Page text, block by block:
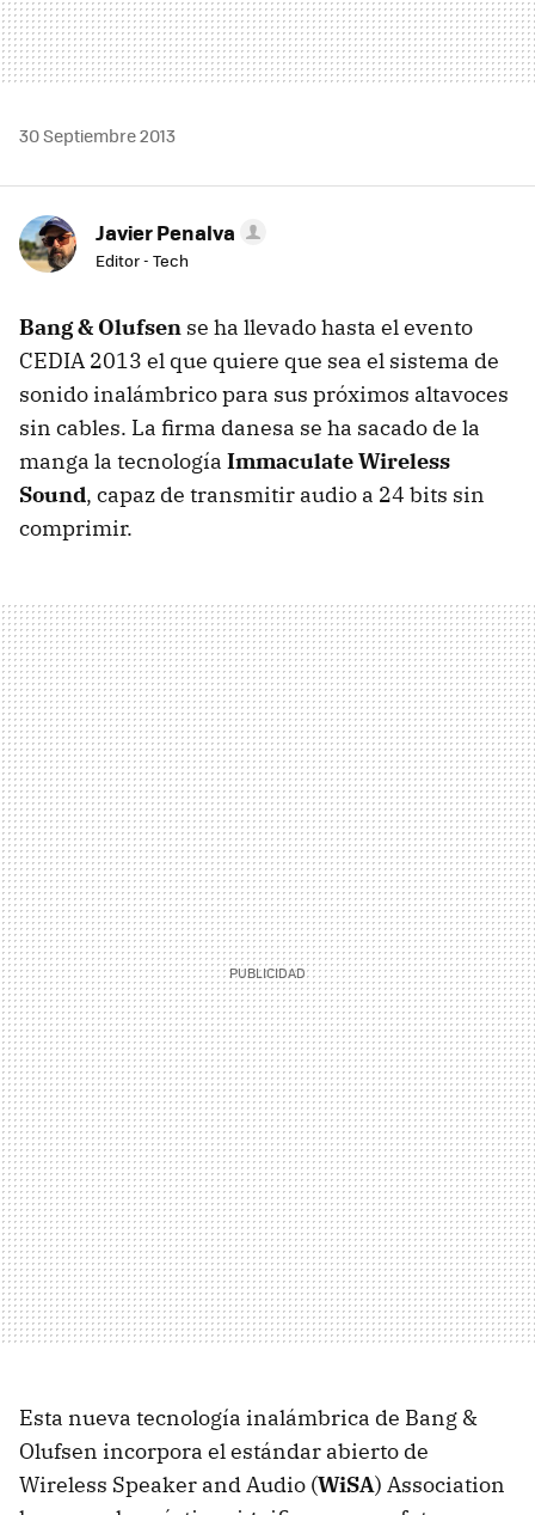
30 Septiembre 2013
Javier Penalva
Editor - Tech
Bang & Olufsen se ha llevado hasta el evento
CEDIA 2013 el que quiere que sea el sistema de
sonido inalámbrico para sus próximos altavoces
sin cables. La firma danesa se ha sacado de la
manga la tecnología Immaculate Wireless
Sound, capaz de transmitir audio a 24 bits sin
comprimir.
Esta nueva tecnología inalámbrica de Bang &
Olufsen incorpora el estándar abierto de
Wireless Speaker and Audio (WiSA) Association